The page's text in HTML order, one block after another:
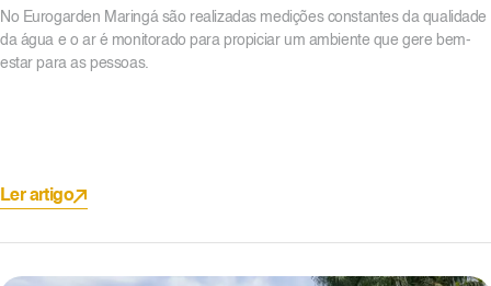
No Eurogarden Maringá são realizadas medições constantes da qualidade
da água e o ar é monitorado para propiciar um ambiente que gere bem-
estar para as pessoas.
Ler artigo